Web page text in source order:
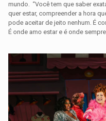
mundo.“Você tem que saber
quer estar, compreender a hora
pode aceitar de jeito nenhum. É
É onde amo estar e é onde